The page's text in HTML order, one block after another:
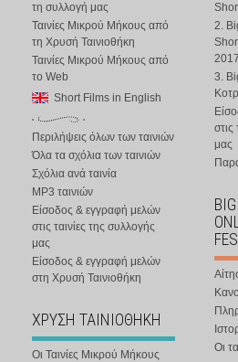
τη συλλογή μας
Ταινίες Μικρού Μήκους από
τη Χρυσή Ταινιοθήκη
Ταινίες Μικρού Μήκους από
το Web
Short Films in English
Περιλήψεις όλων των ταινιών
Όλα τα σχόλια των ταινιών
Σχόλια ανά ταινία
MP3 ταινιών
Είσοδος & εγγραφή μελών
στις ταινίες της συλλογής
μας
Είσοδος & εγγραφή μελών
στη Χρυσή Ταινιοθήκη
ΧΡΥΣΗ ΤΑΙΝΙΟΘΗΚΗ
Οι Ταινίες Μικρού Μήκους
2.
3.
στις
μας
Οι